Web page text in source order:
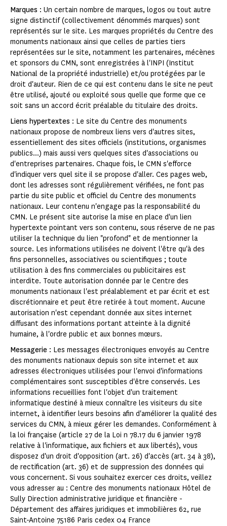
Marques : Un certain nombre de marques, logos ou tout autre
signe distinctif (collectivement dénommés marques) sont
représentés sur le site. Les marques propriétés du Centre des
monuments nationaux ainsi que celles de parties tiers
représentées sur le site, notamment les partenaires, mécènes
et sponsors du CMN, sont enregistrées à l'INPI (Institut
National de la propriété industrielle) et/ou protégées par le
droit d'auteur. Rien de ce qui est contenu dans le site ne peut
être utilisé, ajouté ou exploité sous quelle que forme que ce
soit sans un accord écrit préalable du titulaire des droits.
Liens hypertextes : Le site du Centre des monuments
nationaux propose de nombreux liens vers d'autres sites,
essentiellement des sites officiels (institutions, organismes
publics...) mais aussi vers quelques sites d'associations ou
d'entreprises partenaires. Chaque fois, le CMN s'efforce
d'indiquer vers quel site il se propose d'aller. Ces pages web,
dont les adresses sont régulièrement vérifiées, ne font pas
partie du site public et officiel du Centre des monuments
nationaux. Leur contenu n'engage pas la responsabilité du
CMN. Le présent site autorise la mise en place d'un lien
hypertexte pointant vers son contenu, sous réserve de ne pas
utiliser la technique du lien "profond" et de mentionner la
source. Les informations utilisées ne doivent l'être qu'à des
fins personnelles, associatives ou scientifiques ; toute
utilisation à des fins commerciales ou publicitaires est
interdite. Toute autorisation donnée par le Centre des
monuments nationaux l'est préalablement et par écrit et est
discrétionnaire et peut être retirée à tout moment. Aucune
autorisation n'est cependant donnée aux sites internet
diffusant des informations portant atteinte à la dignité
humaine, à l'ordre public et aux bonnes mœurs.
Messagerie : Les messages électroniques envoyés au Centre
des monuments nationaux depuis son site internet et aux
adresses électroniques utilisées pour l'envoi d'informations
complémentaires sont susceptibles d'être conservés. Les
informations recueillies font l'objet d'un traitement
informatique destiné à mieux connaître les visiteurs du site
internet, à identifier leurs besoins afin d'améliorer la qualité des
services du CMN, à mieux gérer les demandes. Conformément à
la loi française (article 27 de la Loi n 78.17 du 6 janvier 1978
relative à l'informatique, aux fichiers et aux libertés), vous
disposez d'un droit d'opposition (art. 26) d'accès (art. 34 à 38),
de rectification (art. 36) et de suppression des données qui
vous concernent. Si vous souhaitez exercer ces droits, veillez
vous adresser au : Centre des monuments nationaux Hôtel de
Sully Direction administrative juridique et financière -
Département des affaires juridiques et immobilières 62, rue
Saint-Antoine 75186 Paris cedex 04 France